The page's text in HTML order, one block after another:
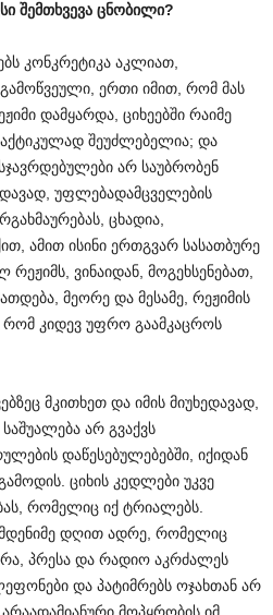
შემთხვევა ცნობილი?
კონკრეტიკა აკლიათ,
ერთი იმით, რომ მას
დამყარდა, ციხეებში რაიმე
შეუძლებელია; და
არ საუბრობენ
უფლებადამცველების
ცხადია,
ამით ისინი ერთგვარ სასათბურე
რეჟიმს, ვინაიდან, მოგეხსენებათ,
მეორე და მესამე, რეჟიმის
რომ კიდევ უფრო გაამკაცროს
მკითხეთ და იმის მიუხედავად,
არ გვაქვს
დაწესებულებებში, იქიდან
ციხის კედლები უკვე
რომელიც იქ ტრიალებს.
დღით ადრე, რომელიც
პრესა და რადიო აკრძალეს
და პატიმრებს ოჯახთან არ